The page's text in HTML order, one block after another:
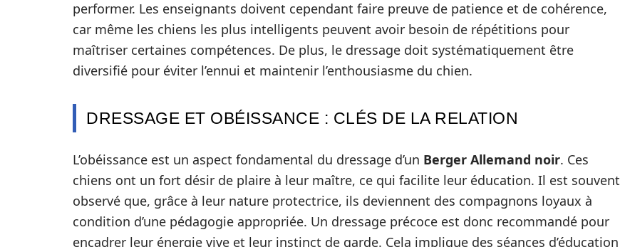
performer. Les enseignants doivent cependant faire preuve de patience et de cohérence,
car même les chiens les plus intelligents peuvent avoir besoin de répétitions pour
maîtriser certaines compétences. De plus, le dressage doit systématiquement être
diversifié pour éviter l’ennui et maintenir l’enthousiasme du chien.
DRESSAGE ET OBÉISSANCE : CLÉS DE LA RELATION
L’obéissance est un aspect fondamental du dressage d’un Berger Allemand noir. Ces
chiens ont un fort désir de plaire à leur maître, ce qui facilite leur éducation. Il est souvent
observé que, grâce à leur nature protectrice, ils deviennent des compagnons loyaux à
condition d’une pédagogie appropriée. Un dressage précoce est donc recommandé pour
encadrer leur énergie vive et leur instinct de garde. Cela implique des séances d’éducation